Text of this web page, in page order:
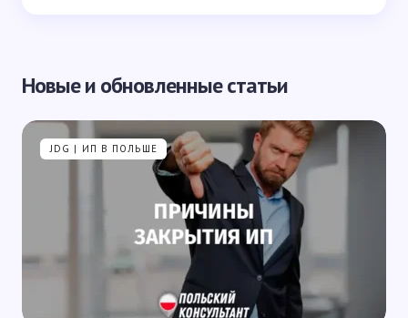
Новые и обновленные статьи
JDG | ИП В ПОЛЬШЕ